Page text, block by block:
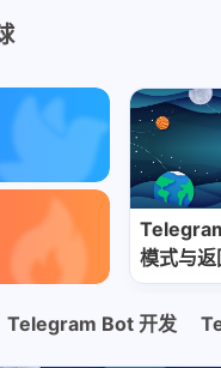
黑洞图床
模式与
Telegram Bot 开发